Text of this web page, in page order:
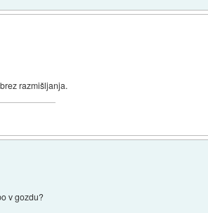
razmišljanja.
v gozdu?